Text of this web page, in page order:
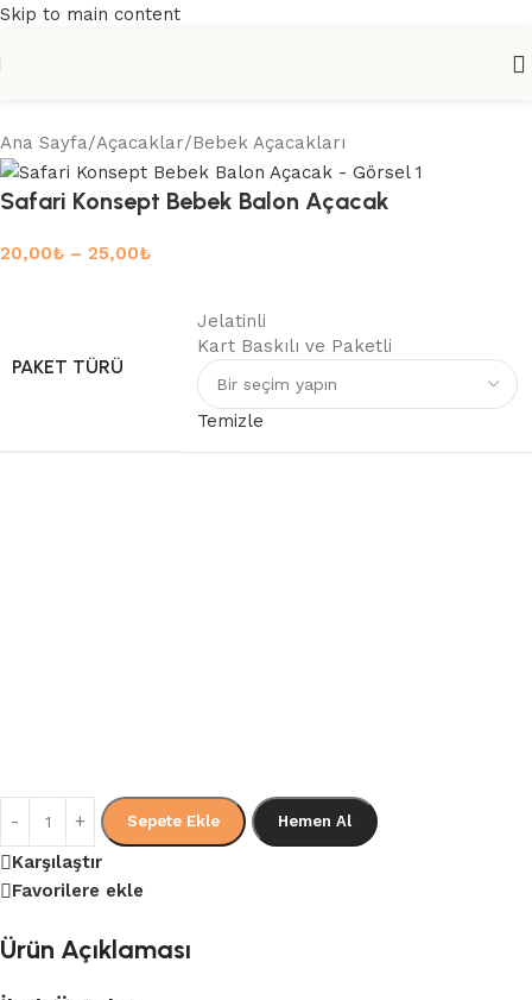
Skip to main content
Ana Sayfa/Açacaklar/Bebek Açacakları
Safari Konsept Bebek Balon Açacak
20,00₺ – 25,00₺
PAKET TÜRÜ
Jelatinli
Kart Baskılı ve Paketli
Temizle
Sepete Ekle Hemen Al
Karşılaştır
Favorilere ekle
Ürün Açıklaması